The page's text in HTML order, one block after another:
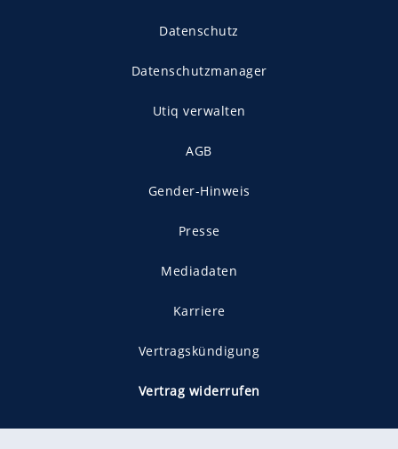
Datenschutz
Datenschutzmanager
Utiq verwalten
AGB
Gender-Hinweis
Presse
Mediadaten
Karriere
Vertragskündigung
Vertrag widerrufen